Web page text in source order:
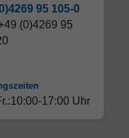
95 105-0
(0)4269 95
17:00 Uhr